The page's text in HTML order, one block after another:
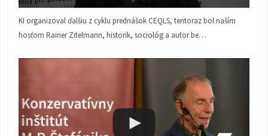
KI organizoval ďalšiu z cyklu prednášok CEQLS, tentoraz bol naším
hosťom Rainer Zitelmann, historik, sociológ a autor be…